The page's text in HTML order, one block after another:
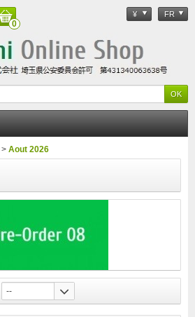
¥ FR
0
> Aout 2026
--